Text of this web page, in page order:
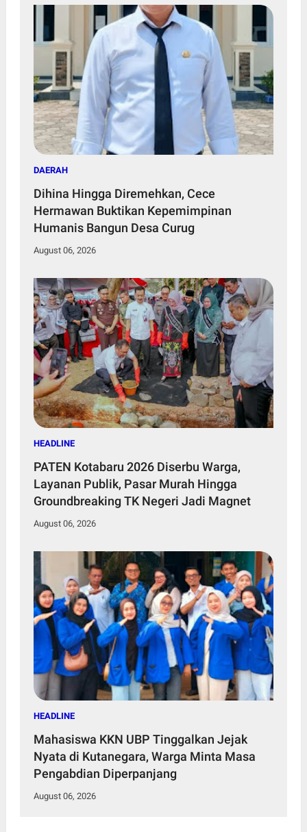
DAERAH
Dihina Hingga Diremehkan, Cece
Hermawan Buktikan Kepemimpinan
Humanis Bangun Desa Curug
August 06, 2026
HEADLINE
PATEN Kotabaru 2026 Diserbu Warga,
Layanan Publik, Pasar Murah Hingga
Groundbreaking TK Negeri Jadi Magnet
August 06, 2026
HEADLINE
Mahasiswa KKN UBP Tinggalkan Jejak
Nyata di Kutanegara, Warga Minta Masa
Pengabdian Diperpanjang
August 06, 2026